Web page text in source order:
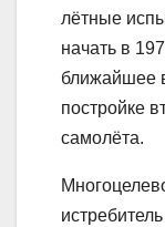
лётные
начать в
ближайшее
постройке
самолёта.